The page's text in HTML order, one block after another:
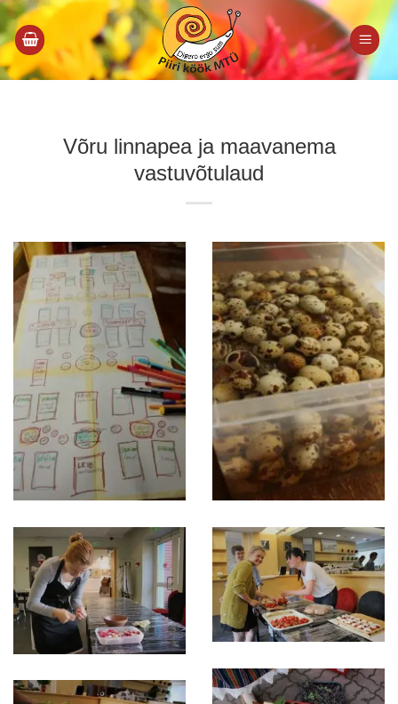
Skip
to
content
Võru linnapea ja maavanema
vastuvõtulaud